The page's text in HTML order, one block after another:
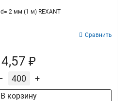
2 мм (1 м) REXANT
Сравнить
4,57 ₽
+
В корзину